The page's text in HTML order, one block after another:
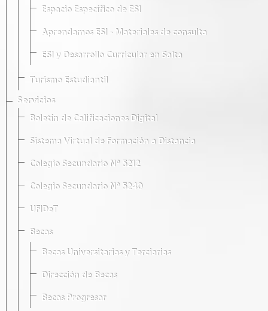
Espacio Específico de ESI
Aprendamos ESI - Materiales de consulta
ESI y Desarrollo Curricular en Salta
Turismo Estudiantil
Servicios
Boletín de Calificaciones Digital
Sistema Virtual de Formación a Distancia
Colegio Secundario Nº 5212
Colegio Secundario Nº 5240
UFIDeT
Becas
Becas Universitarias y Terciarias
Dirección de Becas
Becas Progresar